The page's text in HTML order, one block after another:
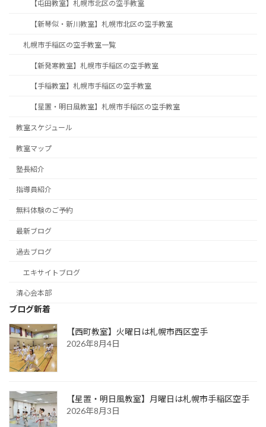
【屯田教室】札幌市北区の空手教室
【新琴似・新川教室】札幌市北区の空手教室
札幌市手稲区の空手教室一覧
【新発寒教室】札幌市手稲区の空手教室
【手稲教室】札幌市手稲区の空手教室
【星置・明日風教室】札幌市手稲区の空手教室
教室スケジュール
教室マップ
塾長紹介
指導員紹介
無料体験のご予約
最新ブログ
過去ブログ
エキサイトブログ
清心会本部
ブログ新着
【西町教室】火曜日は札幌市西区空手
2026年8月4日
【星置・明日風教室】月曜日は札幌市手稲区空手
2026年8月3日